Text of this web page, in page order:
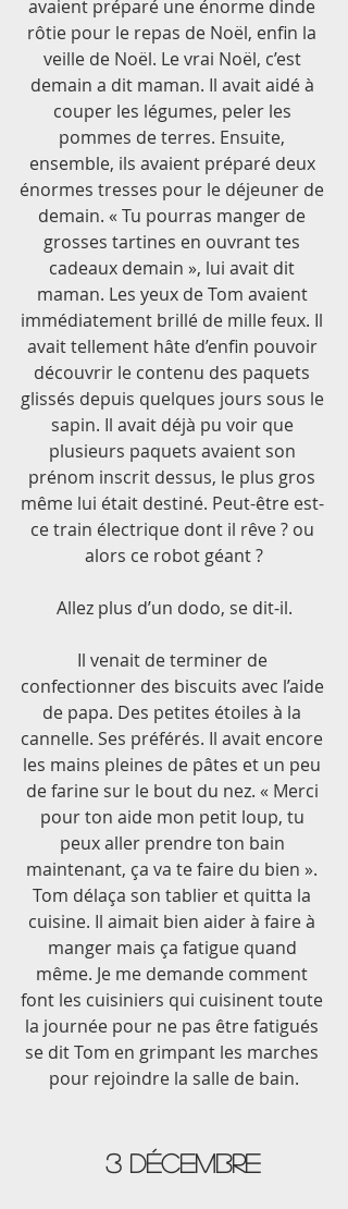
avaient préparé une énorme dinde
rôtie pour le repas de Noël, enfin la
veille de Noël. Le vrai Noël, c’est
demain a dit maman. Il avait aidé à
couper les légumes, peler les
pommes de terres. Ensuite,
ensemble, ils avaient préparé deux
énormes tresses pour le déjeuner de
demain. « Tu pourras manger de
grosses tartines en ouvrant tes
cadeaux demain », lui avait dit
maman. Les yeux de Tom avaient
immédiatement brillé de mille feux. Il
avait tellement hâte d’enfin pouvoir
découvrir le contenu des paquets
glissés depuis quelques jours sous le
sapin. Il avait déjà pu voir que
plusieurs paquets avaient son
prénom inscrit dessus, le plus gros
même lui était destiné. Peut-être est-
ce train électrique dont il rêve ? ou
alors ce robot géant ?
Allez plus d’un dodo, se dit-il.
Il venait de terminer de
confectionner des biscuits avec l’aide
de papa. Des petites étoiles à la
cannelle. Ses préférés. Il avait encore
les mains pleines de pâtes et un peu
de farine sur le bout du nez. « Merci
pour ton aide mon petit loup, tu
peux aller prendre ton bain
maintenant, ça va te faire du bien ».
Tom délaça son tablier et quitta la
cuisine. Il aimait bien aider à faire à
manger mais ça fatigue quand
même. Je me demande comment
font les cuisiniers qui cuisinent toute
la journée pour ne pas être fatigués
se dit Tom en grimpant les marches
pour rejoindre la salle de bain.
        3 décembre